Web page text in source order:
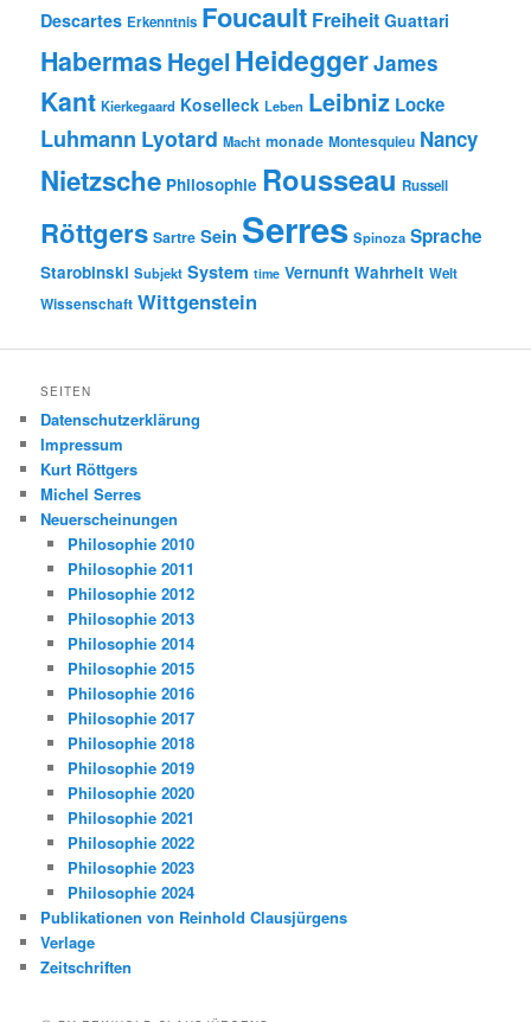
Descartes Erkenntnis Foucault Freiheit Guattari
Habermas Hegel HeideggerJames
Kant Kierkegaard Koselleck Leben Leibniz Locke
Luhmann Lyotard Macht monade Montesquieu Nancy
Nietzsche Philosophie Rousseau Russell
Röttgers Sartre Sein Serres Spinoza Sprache
Starobinski Subjekt System time Vernunft Wahrheit Welt
Wissenschaft Wittgenstein
SEITEN
Datenschutzerklärung
Impressum
Kurt Röttgers
Michel Serres
Neuerscheinungen
Philosophie 2010
Philosophie 2011
Philosophie 2012
Philosophie 2013
Philosophie 2014
Philosophie 2015
Philosophie 2016
Philosophie 2017
Philosophie 2018
Philosophie 2019
Philosophie 2020
Philosophie 2021
Philosophie 2022
Philosophie 2023
Philosophie 2024
Publikationen von Reinhold Clausjürgens
Verlage
Zeitschriften